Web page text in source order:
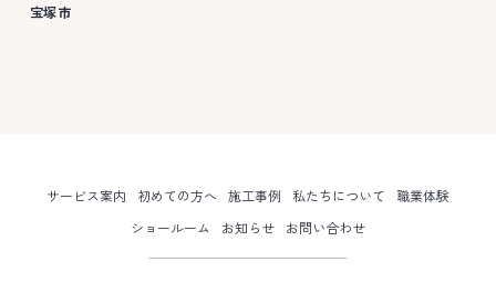
宝塚市
サービス案内 初めての方へ 施工事例 私たちについて
職業体験
ショールーム
お知らせ お問い合わせ